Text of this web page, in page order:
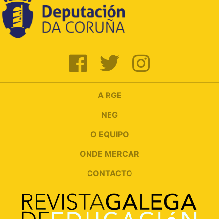
A RGE
NEG
O EQUIPO
ONDE MERCAR
CONTACTO